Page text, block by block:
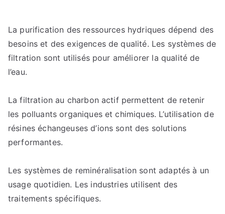
La purification des ressources hydriques dépend des
besoins et des exigences de qualité. Les systèmes de
filtration sont utilisés pour améliorer la qualité de
l’eau.
La filtration au charbon actif permettent de retenir
les polluants organiques et chimiques. L’utilisation de
résines échangeuses d’ions sont des solutions
performantes.
Les systèmes de reminéralisation sont adaptés à un
usage quotidien. Les industries utilisent des
traitements spécifiques.